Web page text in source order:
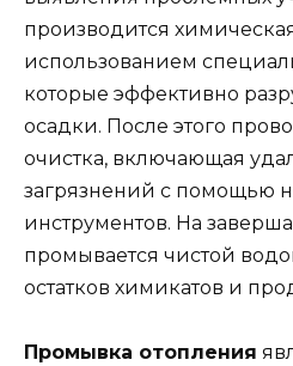
производится
использованием
которые эффективно
осадки. После этого
очистка, включающая
загрязнений с помощью
инструментов. На
промывается чистой
остатков химикатов и
Промывка отопления